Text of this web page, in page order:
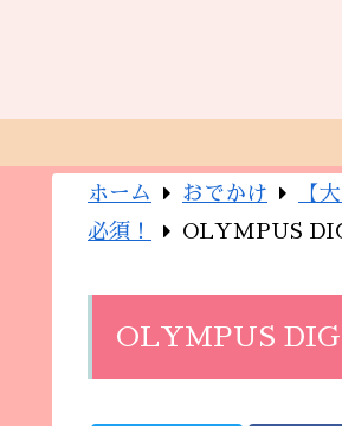
ホーム おでかけ
【
必須！
OLYMPUS
OLYMPUS